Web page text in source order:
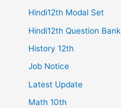
Hindi12th Modal Set
Hindi12th Question Bank
History 12th
Job Notice
Latest Update
Math 10th